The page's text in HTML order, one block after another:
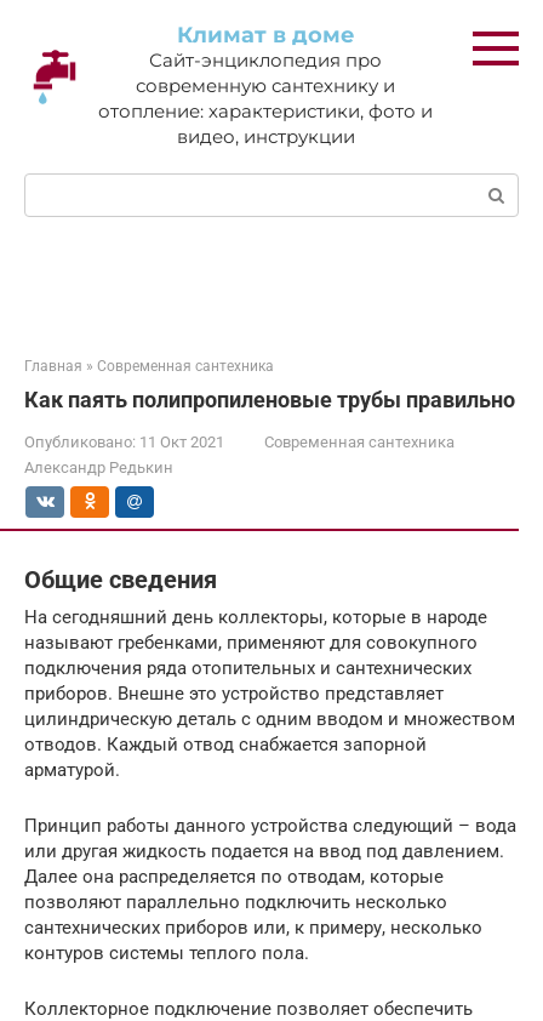
контенту
Климат в доме
Сайт-энциклопедия про
современную сантехнику и
отопление: характеристики, фото и
видео, инструкции
Поиск:
Главная » Современная сантехника
Как паять полипропиленовые трубы правильно
Опубликовано: 11 Окт 2021
Современная сантехника
Александр Редькин
Общие сведения
На сегодняшний день коллекторы, которые в народе
называют гребенками, применяют для совокупного
подключения ряда отопительных и сантехнических
приборов. Внешне это устройство представляет
цилиндрическую деталь с одним вводом и множеством
отводов. Каждый отвод снабжается запорной
арматурой.
Принцип работы данного устройства следующий – вода
или другая жидкость подается на ввод под давлением.
Далее она распределяется по отводам, которые
позволяют параллельно подключить несколько
сантехнических приборов или, к примеру, несколько
контуров системы теплого пола.
Коллекторное подключение позволяет обеспечить